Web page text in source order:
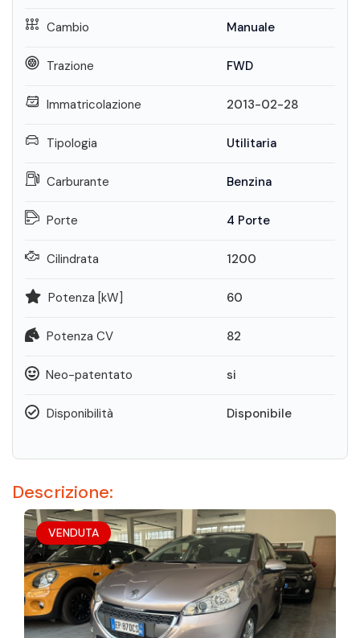
Descrizione:
VENDUTA
Cambio Manuale
Trazione FWD
Immatricolazione 2013-02-28
Tipologia Utilitaria
Carburante Benzina
Porte 4 Porte
Cilindrata 1200
Potenza [kW] 60
Potenza CV 82
Neo-patentato si
Disponibilità Disponibile